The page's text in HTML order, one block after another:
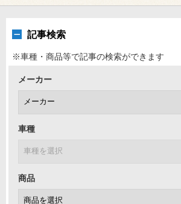
記事検索
※車種・商品等で記事の検索ができます
メーカー
車種
商品